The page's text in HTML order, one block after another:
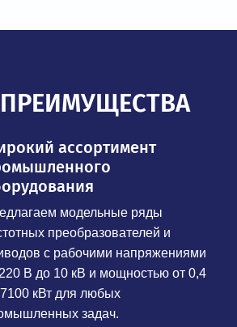
ассортимент
модельные ряды
преобразователей и
с рабочими напряжениями
В до 10 кВ и мощностью от 0,4
кВт для любых
задач.